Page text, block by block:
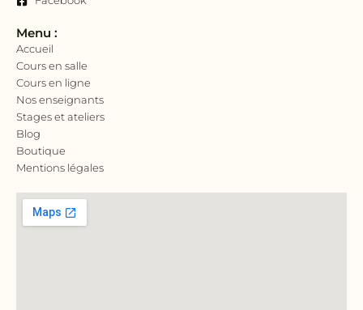
Menu :
Accueil
Cours en salle
Cours en ligne
Nos enseignants
Stages et ateliers
Blog
Boutique
Mentions légales